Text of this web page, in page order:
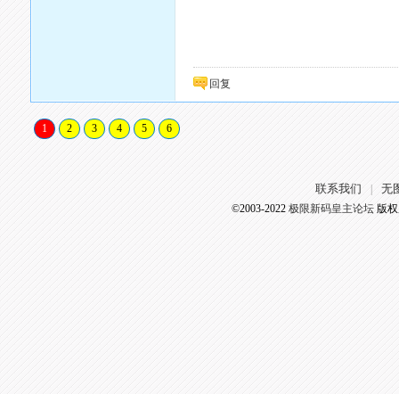
回复
1 2 3 4 5 6
联系我们 无
©2003-2022 极限新码皇主论坛版权